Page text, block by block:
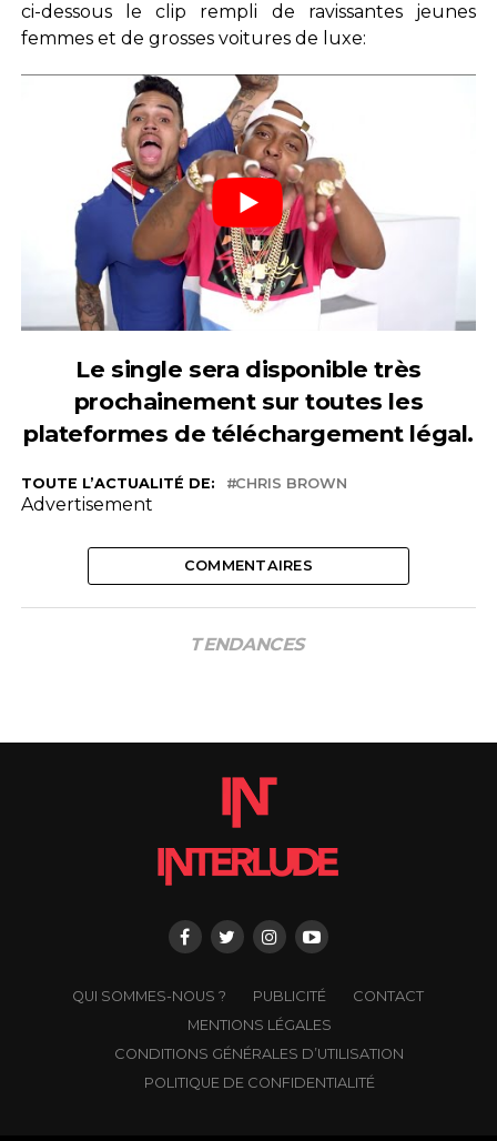
ci-dessous le clip rempli de ravissantes jeunes
femmes et de grosses voitures de luxe:
Le single sera disponible très
prochainement sur toutes les
plateformes de téléchargement légal.
TOUTE L’ACTUALITÉ DE: CHRIS BROWN
Advertisement
COMMENTAIRES
TENDANCES
QUI SOMMES-NOUS ? PUBLICITÉ
CONTACT
MENTIONS LÉGALES
CONDITIONS GÉNÉRALES D’UTILISATION
POLITIQUE DE CONFIDENTIALITÉ